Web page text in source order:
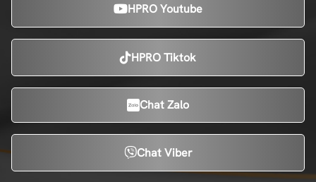
HPRO Youtube
HPRO Tiktok
Chat Zalo
Chat Viber